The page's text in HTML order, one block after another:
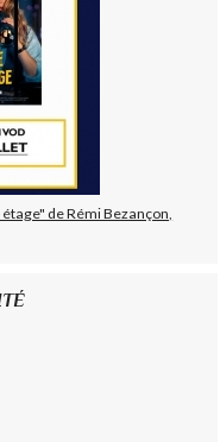
de Rémi Bezançon,